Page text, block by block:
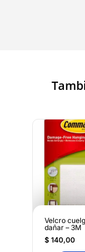
Velcro
dañar – 3M
$140,00